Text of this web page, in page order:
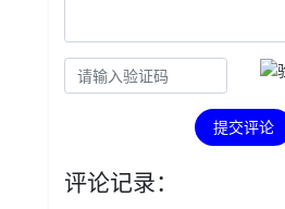
提交评论
评论记录：